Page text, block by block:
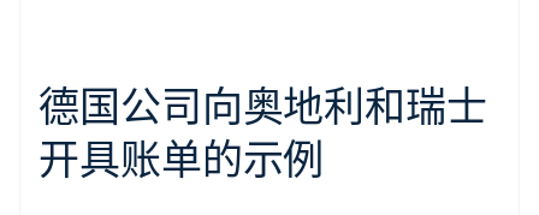
德国公司向奥地利和瑞士
开具账单的示例